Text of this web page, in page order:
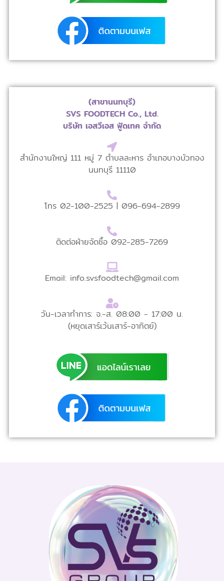
(สาขานนทบุรี)
SVS FOODTECH Co., Ltd.
บริษัท เอสวีเอส ฟู้ดเทค จำกัด
สำนักงานใหญ่ 111 หมู่ 7 ตำบลละหาร อำเภอบางบัวทอง
นนทบุรี 11110
โทร 02-100-2525 | 096-694-2899
ติดต่อฝ่ายจัดซื้อ 092-285-7269
Email: info.svsfoodtech@gmail.com
วัน-เวลาทำการ: จ.-ส. 08:00 - 17:00 น.
(หยุดเสาร์เว้นเสาร์-อาทิตย์)